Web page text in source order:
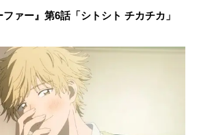
送：4月9日から毎週日曜日25:59～■
が、2023年4月4日（火）よりTOKY
び、第4話「ピリピリカツカツ」の先
行場面カット＆あらすじが公開とな
りました！また、みつみの故郷のモ
デルとなった石川県珠洲市にて、AR
イベントの開催が決定。市内に設置
された観光スポット付近で指定され
ファー』第6話「シトシト チカチカ」